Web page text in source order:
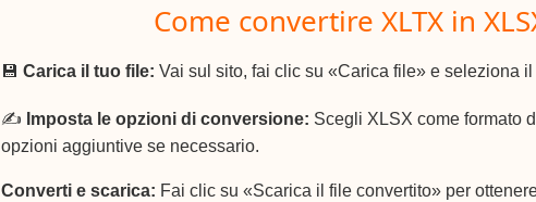
Come convertire XLTX in
💾 Carica il tuo file: Vai sul sito, fai clic su «Carica file» e seleziona il
✍️ Imposta le opzioni di conversione: Scegli XLSX come formato
opzioni aggiuntive se necessario.
Converti e scarica: Fai clic su «Scarica il file convertito» per